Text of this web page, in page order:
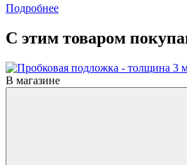
Подробнее
С этим товаром
В магазине